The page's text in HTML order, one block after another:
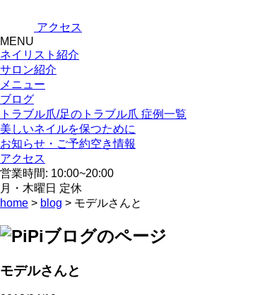
アクセス
MENU
ネイリスト紹介
サロン紹介
メニュー
ブログ
トラブル爪/足のトラブル爪 症例一覧
美しいネイルを保つために
お知らせ・ご予約空き情報
アクセス
営業時間: 10:00~20:00
月・木曜日 定休
home > blog > モデルさんと
モデルさんと